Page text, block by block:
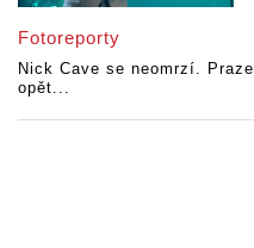
Fotoreporty
Nick Cave se neomrzí. Praze
opět...